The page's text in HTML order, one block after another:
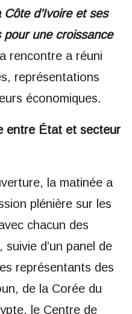
d’Ivoire et ses
une croissance
rencontre a réuni
représentations
économiques.
entre État et secteur
la matinée a
plénière sur les
chacun des
d’un panel de
représentants des
de la Corée du
le Centre de